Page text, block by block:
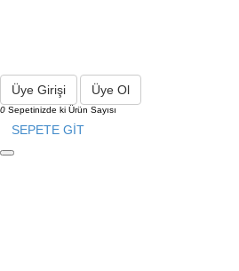
Üye Girişi Üye Ol
0 Sepetinizde ki Ürün Sayısı
SEPETE GİT